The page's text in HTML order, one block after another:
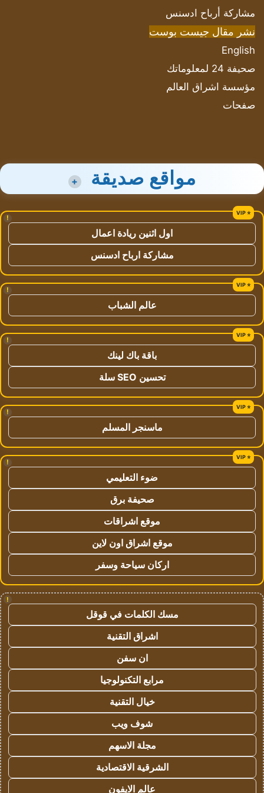
مشاركة أرباح ادسنس
نشر مقال جيست بوست
English
صحيفة 24 لمعلوماتك
مؤسسة اشراق العالم
صفحات
مواقع صديقة +
!
اول اثنين ريادة اعمال
مشاركة ارباح ادسنس
!
عالم الشباب
!
باقة باك لينك
تحسين SEO سلة
!
ماسنجر المسلم
!
ضوء التعليمي
صحيفة برق
موقع اشراقات
موقع اشراق اون لاين
اركان سياحة وسفر
!
مسك الكلمات في قوقل
اشراق التقنية
ان سفن
مرابع التكنولوجيا
خيال التقنية
شوف ويب
مجلة الاسهم
الشرقية الاقتصادية
عالم الايفون